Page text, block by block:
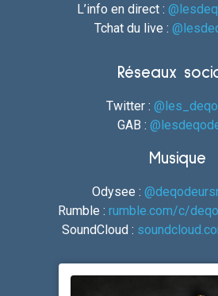
L’info en direct :
Tchat du live :
Réseaux
Twitter :
GAB :
Musique
Odysee :
Rumble : rumble.com/c/
SoundCloud :